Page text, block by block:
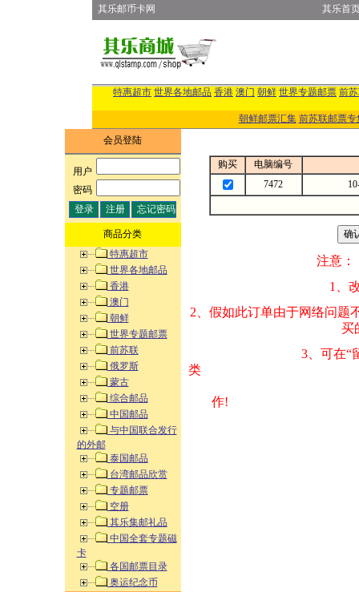
其乐邮币卡网 其乐首
特惠超市 世界各地邮品 香港 澳门 朝鲜 世界专题邮票 前
朝鲜邮票汇集 前苏联邮票专
会员登陆
用户:
密码:
商品分类
特惠超市
世界各地邮品
香港
澳门
朝鲜
世界专题邮票
前苏联
俄罗斯
蒙古
综合邮品
中国邮品
与中国联合发行
的外邮
泰国邮品
台湾邮品欣赏
专题邮票
空册
其乐集邮礼品
中国全套专题磁
卡
各国邮票目录
奥运纪念币
购买
电脑编号
7472
注意：
1、改变商品数量
2、假如此订单由
买的邮品的“
3、可在“
类 方式告之
作!